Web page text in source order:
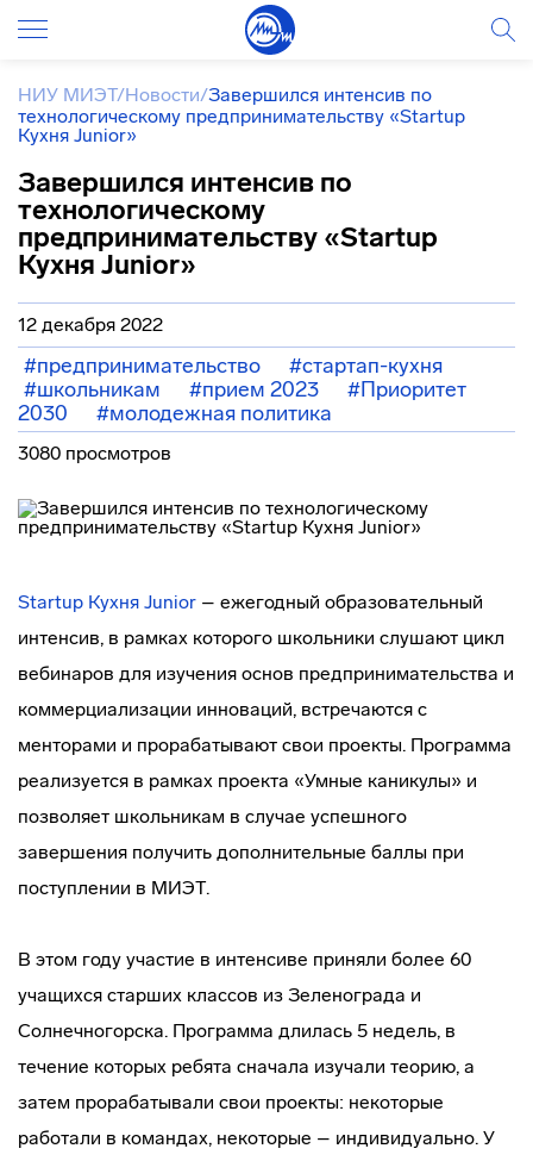
НИУ МИЭТ/Новости/Завершился интенсив по
технологическому предпринимательству «Startup
Кухня Junior»
Завершился интенсив по
технологическому
предпринимательству «Startup
Кухня Junior»
12 декабря 2022
#предпринимательство
#стартап-кухня
#школьникам
#прием 2023
#Приоритет
2030
#молодежная политика
3080 просмотров
Startup Кухня Junior – ежегодный образовательный
интенсив, в рамках которого школьники слушают цикл
вебинаров для изучения основ предпринимательства и
коммерциализации инноваций, встречаются с
менторами и прорабатывают свои проекты. Программа
реализуется в рамках проекта «Умные каникулы» и
позволяет школьникам в случае успешного
завершения получить дополнительные баллы при
поступлении в МИЭТ.
В этом году участие в интенсиве приняли более 60
учащихся старших классов из Зеленограда и
Солнечногорска. Программа длилась 5 недель, в
течение которых ребята сначала изучали теорию, а
затем прорабатывали свои проекты: некоторые
работали в командах, некоторые – индивидуально. У